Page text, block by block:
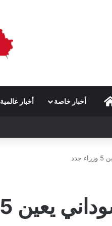
HOMEأخبار خاصة أخبار عالمية
5 وزراء جدد